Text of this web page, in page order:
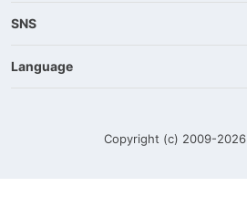
SNS
Language
Copyright (c) 2009-2026